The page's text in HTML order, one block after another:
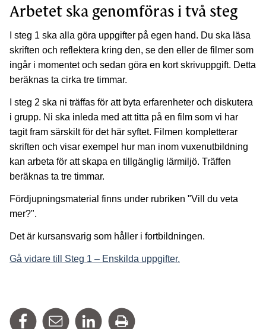
Arbetet ska genomföras i två steg
I steg 1 ska alla göra uppgifter på egen hand. Du ska läsa
skriften och reflektera kring den, se den eller de filmer som
ingår i momentet och sedan göra en kort skrivuppgift. Detta
beräknas ta cirka tre timmar.
I steg 2 ska ni träffas för att byta erfarenheter och diskutera
i grupp. Ni ska inleda med att titta på en film som vi har
tagit fram särskilt för det här syftet. Filmen kompletterar
skriften och visar exempel hur man inom vuxenutbildning
kan arbeta för att skapa en tillgänglig lärmiljö. Träffen
beräknas ta tre timmar.
Fördjupningsmaterial finns under rubriken "Vill du veta
mer?".
Det är kursansvarig som håller i fortbildningen.
Gå vidare till Steg 1 – Enskilda uppgifter.
Dela på Facebook
Tipsa via mailDela på Linkedin